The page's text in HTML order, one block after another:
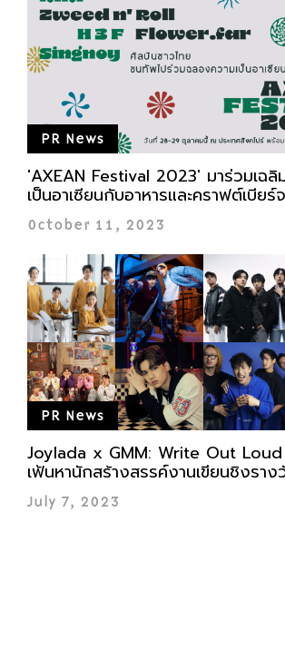
PR News
'AXEAN Festival 2023' มาร่วมเฉ
เป็นอาเซียนกับอาหารและคราฟต์เบีย
October 11, 2023
PR News
Joylada x GMM: Write Out
เฟ้นหานักสร้างสรรค์งานเขียนชิงรา
July 7, 2023